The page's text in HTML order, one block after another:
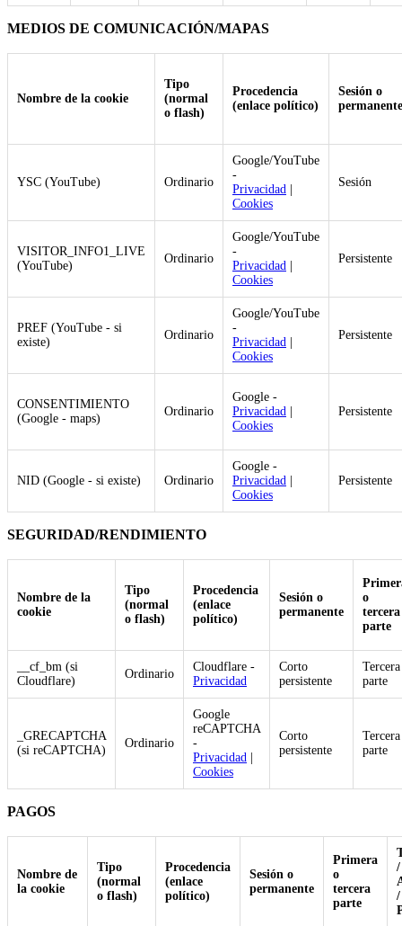
MEDIOS DE COMUNICACIÓN/MAPAS
Nombre de la cookie
Tipo
(normal
o flash)
Procedencia
(enlace político)
Sesión o
permanente
YSC (YouTube) Ordinario
Google/YouTube
-
Privacidad
Cookies
Sesión
VISITOR_INFO1_LIVE
(YouTube)
Ordinario
Google/YouTube
-
Privacidad
Cookies
Persistente
PREF (YouTube - si
existe)
Ordinario
Google/YouTube
-
Privacidad
Cookies
Persistente
CONSENTIMIENTO
(Google - maps)
Ordinario
Google -
Privacidad
Cookies
Persistente
NID (Google - si existe) Ordinario
Google -
Privacidad
Cookies
Persistente
SEGURIDAD/RENDIMIENTO
Nombre de la
cookie
Tipo
(normal
o flash)
Procedencia
(enlace
político)
Sesión o
permanente
o
tercera
parte
__cf_bm (si
Cloudflare)
Ordinario
Cloudflare -
Privacidad
Corto
persistente
Tercera
parte
_GRECAPTCHA
(si reCAPTCHA)
Ordinario
Google
reCAPTCHA
-
Privacidad
Cookies
Corto
persistente
Tercera
parte
PAGOS
Nombre de
la cookie
Tipo
(normal
o flash)
Procedencia
(enlace
político)
Sesión o
permanente
Primera
o
tercera
parte
/
/